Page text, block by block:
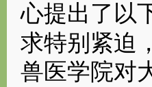
心提出了以
求特别紧迫
兽医学院对